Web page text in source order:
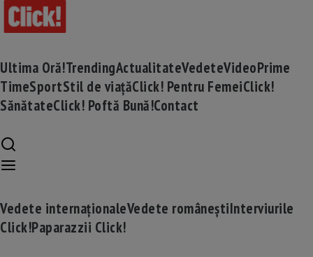
Ultima Oră!TrendingActualitateVedeteVideoPrime
TimeSportStil de viațăClick! Pentru FemeiClick!
SănătateClick! Poftă Bună!Contact
Vedete internaționaleVedete româneștiInterviurile
Click!Paparazzii Click!